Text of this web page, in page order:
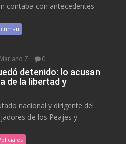
contaba con antecedentes
Mariano Z 0
detenido: lo acusan
de la libertad y
nacional y dirigente del
de los Peajes y